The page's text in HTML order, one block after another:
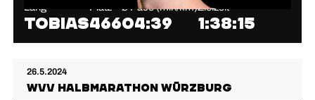
Lang
Tobias
Platz
466
⌀ Pace (min/km)
04:39
Zielzeit
1:38:15
26.5.2024
WVV Halbmarathon Würzburg